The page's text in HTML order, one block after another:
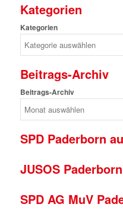
Kategorien
Kategorien
Beitrags-Archiv
Beitrags-Archiv
SPD Paderborn
JUSOS
SPD AG MuV